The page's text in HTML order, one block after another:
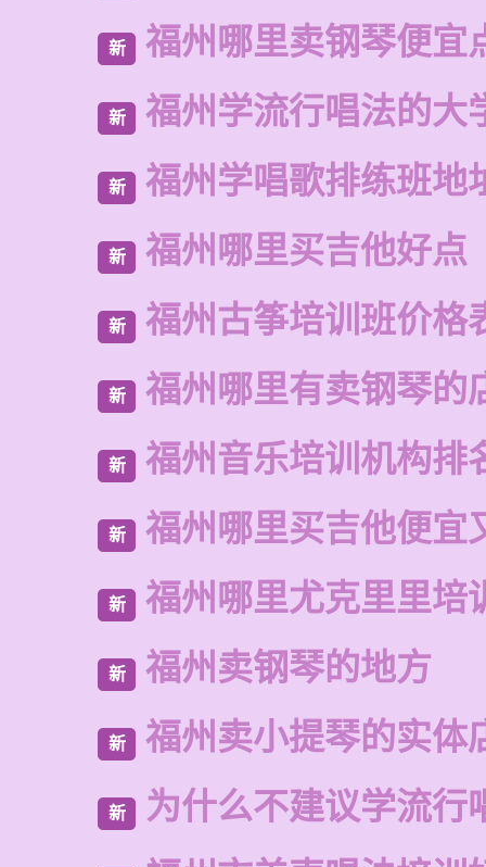
新 福州哪里卖钢琴便宜
新 福州学流行唱法的大
新 福州学唱歌排练班地
新 福州哪里买吉他好点
新 福州古筝培训班价格
新 福州哪里有卖钢琴的
新 福州音乐培训机构排
新 福州哪里买吉他便宜
新 福州哪里尤克里里培
新 福州卖钢琴的地方
新 福州卖小提琴的实体
新 为什么不建议学流行